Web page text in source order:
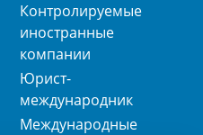
Контролируемые
иностранные
компании
Юрист-
международник
Международные